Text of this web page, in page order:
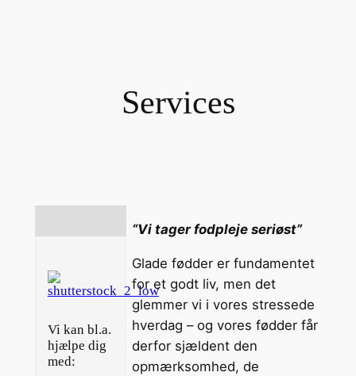
Services
Vi kan bl.a.
hjælpe dig
med:
“Vi tager fodpleje seriøst”
Glade fødder er fundamentet
for et godt liv, men det
glemmer vi i vores stressede
hverdag – og vores fødder får
derfor sjældent den
opmærksomhed, de